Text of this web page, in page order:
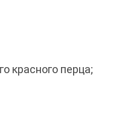
красного перца;